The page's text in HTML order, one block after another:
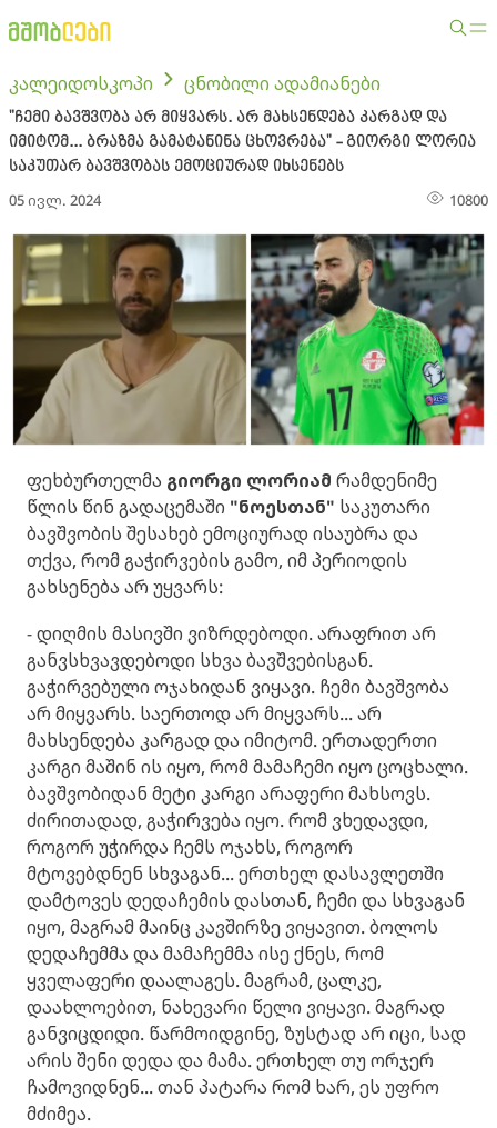
კალეიდოსკოპი ცნობილი ადამიანები
"ჩემი ბავშვობა არ მიყვარს. არ მახსენდება კარგად და
იმიტომ... ბრაზმა გამატანინა ცხოვრება" - გიორგი ლორია
საკუთარ ბავშვობას ემოციურად იხსენებს
05 ივლ. 2024 10800
ფეხბურთელმა გიორგი ლორიამ რამდენიმე
წლის წინ გადაცემაში "ნოესთან" საკუთარი
ბავშვობის შესახებ ემოციურად ისაუბრა და
თქვა, რომ გაჭირვების გამო, იმ პერიოდის
გახსენება არ უყვარს:
- დიღმის მასივში ვიზრდებოდი. არაფრით არ
განვსხვავდებოდი სხვა ბავშვებისგან.
გაჭირვებული ოჯახიდან ვიყავი. ჩემი ბავშვობა
არ მიყვარს. საერთოდ არ მიყვარს... არ
მახსენდება კარგად და იმიტომ. ერთადერთი
კარგი მაშინ ის იყო, რომ მამაჩემი იყო ცოცხალი.
ბავშვობიდან მეტი კარგი არაფერი მახსოვს.
ძირითადად, გაჭირვება იყო. რომ ვხედავდი,
როგორ უჭირდა ჩემს ოჯახს, როგორ
მტოვებდნენ სხვაგან... ერთხელ დასავლეთში
დამტოვეს დედაჩემის დასთან, ჩემი და სხვაგან
იყო, მაგრამ მაინც კავშირზე ვიყავით. ბოლოს
დედაჩემმა და მამაჩემმა ისე ქნეს, რომ
ყველაფერი დაალაგეს. მაგრამ, ცალკე,
დაახლოებით, ნახევარი წელი ვიყავი. მაგრად
განვიცდიდი. წარმოიდგინე, ზუსტად არ იცი, სად
არის შენი დედა და მამა. ერთხელ თუ ორჯერ
ჩამოვიდნენ... თან პატარა რომ ხარ, ეს უფრო
მძიმეა.